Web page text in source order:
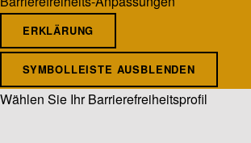
ERKLÄRUNG
SYMBOLLEISTE AUSBLENDEN
Wählen Sie Ihr Barrierefreiheitsprofil